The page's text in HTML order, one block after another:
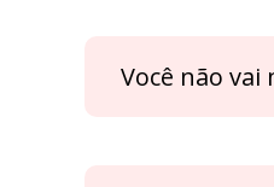
Você não vai